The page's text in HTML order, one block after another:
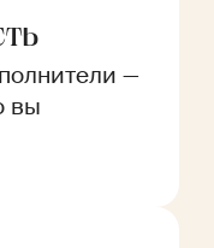
—
вы